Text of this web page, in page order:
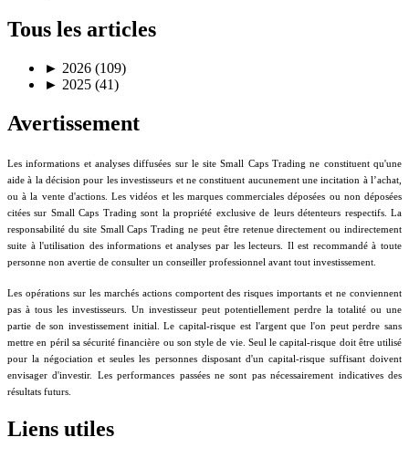
Tous les articles
► 2026 (109)
► 2025 (41)
Avertissement
Les informations et analyses diffusées sur le site Small Caps Trading ne constituent qu'une
aide à la décision pour les investisseurs et ne constituent aucunement une incitation à l’achat,
ou à la vente d'actions. Les vidéos et les marques commerciales déposées ou non déposées
citées sur Small Caps Trading sont la propriété exclusive de leurs détenteurs respectifs. La
responsabilité du site Small Caps Trading ne peut être retenue directement ou indirectement
suite à l'utilisation des informations et analyses par les lecteurs. Il est recommandé à toute
personne non avertie de consulter un conseiller professionnel avant tout investissement.
Les opérations sur les marchés actions comportent des risques importants et ne conviennent
pas à tous les investisseurs. Un investisseur peut potentiellement perdre la totalité ou une
partie de son investissement initial. Le capital-risque est l'argent que l'on peut perdre sans
mettre en péril sa sécurité financière ou son style de vie. Seul le capital-risque doit être utilisé
pour la négociation et seules les personnes disposant d'un capital-risque suffisant doivent
envisager d'investir. Les performances passées ne sont pas nécessairement indicatives des
résultats futurs.
Liens utiles